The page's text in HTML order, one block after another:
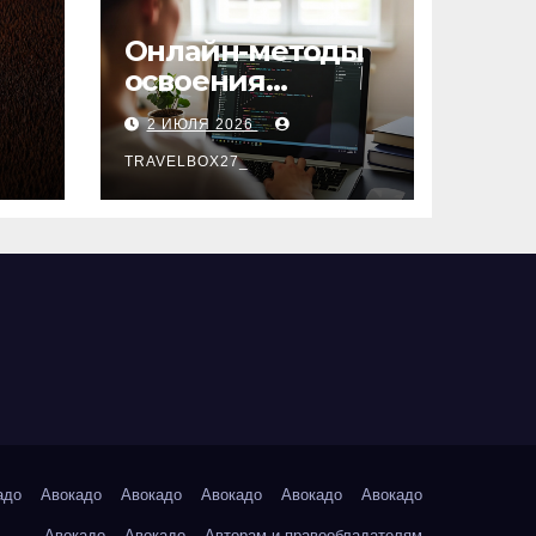
Онлайн-методы
освоения
актуальных
профессий
2 ИЮЛЯ 2026
TRAVELBOX27_
Авокадо Авокадо Авокадо Авокадо Авокадо